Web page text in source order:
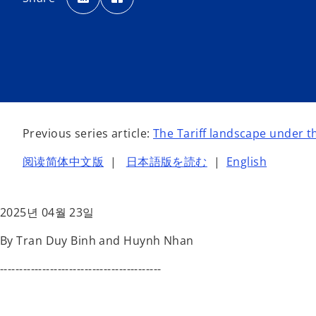
n
Previous series article:The Tariff landscape under
阅读简体中文版 | 日本語版を読む | English
2025년 04월 23일
By Tran Duy Binh and Huynh Nhan
------------------------------------------